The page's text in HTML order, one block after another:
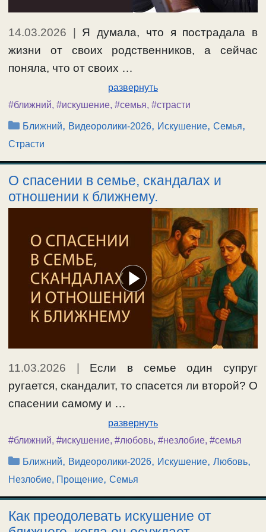
14.03.2026 | Я думала, что я пострадала в
жизни от своих родственников, а сейчас
поняла, что от своих …
развернуть
#ближний, #искушение, #семья, #страсти
Рубрики
Ближний, Видеоролики-2026, Искушение,Семья,
Страсти
О спасении в семье, скандалах и
отношении к ближнему.
11.03.2026
Если в семье один супруг
ругается, скандалит, то спасется ли второй? О
спасении самому и …
развернуть
#ближний, #искушение, #любовь, #незлобие, #семья
Рубрики
Ближний, Видеоролики-2026, Искушение,Любовь,
Незлобие, Прощение, Семья
Как преодолевать искушение от